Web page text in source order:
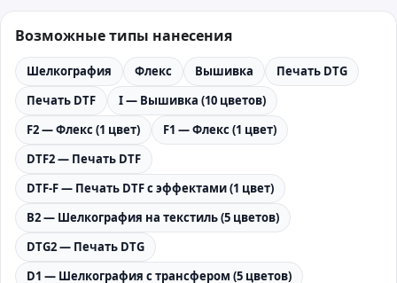
Возможные типы нанесения
Шелкография Флекс Вышивка
Печать DTG
Печать DTF
I — Вышивка (10 цветов)
F2 — Флекс (1 цвет)
F1 — Флекс (1 цвет)
DTF2 — Печать DTF
DTF-F — Печать DTF с эффектами (1 цвет)
B2 — Шелкография на текстиль (5 цветов)
DTG2 — Печать DTG
D1 — Шелкография с трансфером (5 цветов)